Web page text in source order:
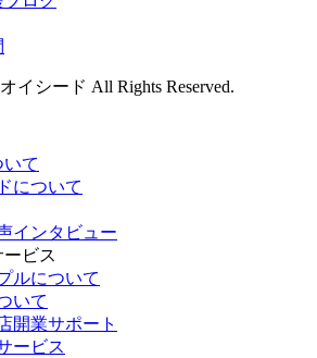
イシード All Rights Reserved.
て
について
インタビュー
ビス
ルについて
いて
開業サポート
ービス